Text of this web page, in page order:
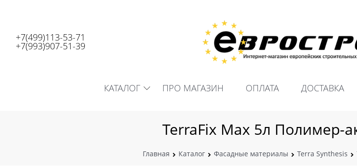
+7(499)113-53-71
+7(993)907-51-39
КАТАЛОГ ПРО МАГАЗИН ОПЛАТА ДОСТАВКА
TerraFix Max 5л Полимер-
Главная Каталог Фасадные материалы Terra Synthesis